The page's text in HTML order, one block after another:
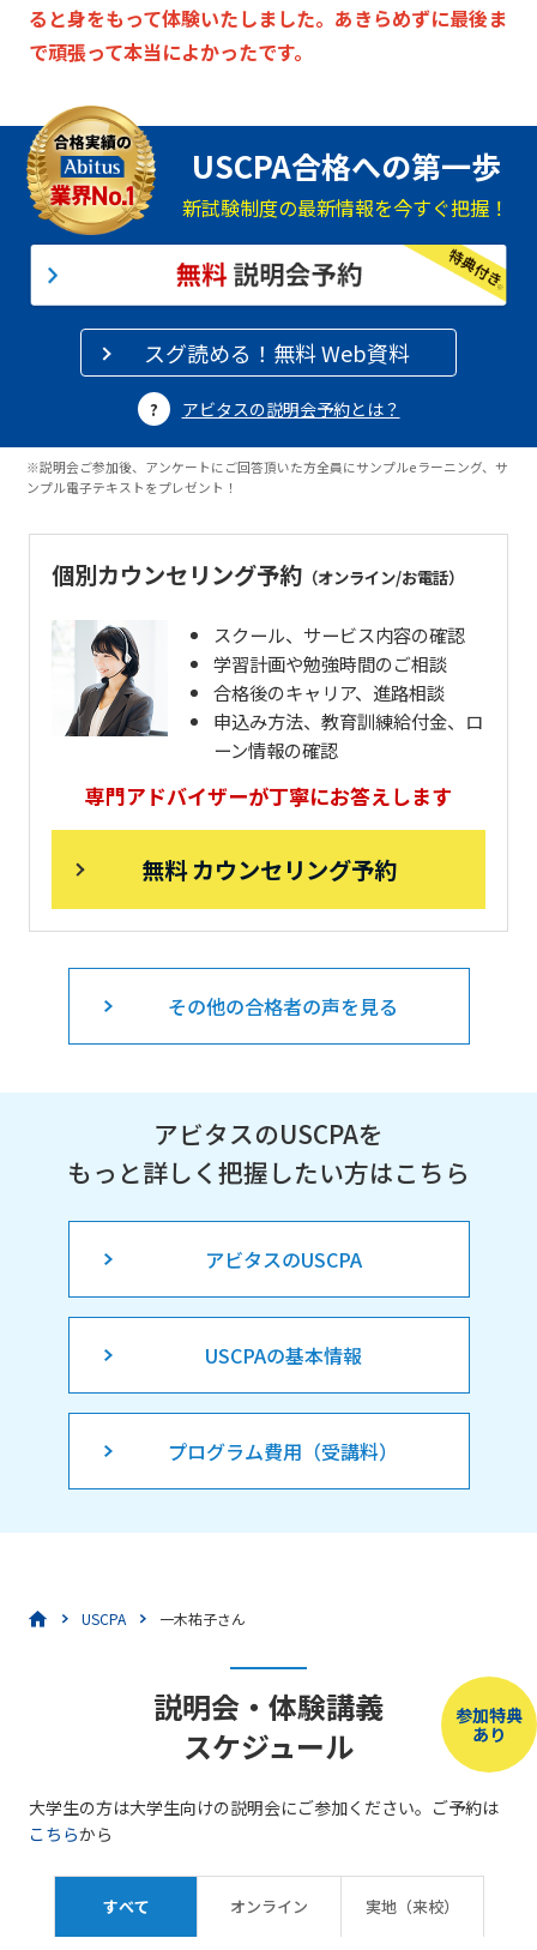
ると身をもって体験いたしました。あきらめずに最後ま
で頑張って本当によかったです。
USCPA合格への第一歩
新試験制度の最新情報を今すぐ把握！
スグ読める！無料 Web資料
アビタスの説明会予約とは？
※説明会ご参加後、アンケートにご回答頂いた方全員にサンプルeラーニング、サ
ンプル電子テキストをプレゼント！
個別カウンセリング予約（オンライン/お電話）
スクール、サービス内容の確認
学習計画や勉強時間のご相談
合格後のキャリア、進路相談
申込み方法、教育訓練給付金、ロ
ーン情報の確認
専門アドバイザーが丁寧にお答えします
無料 カウンセリング予約
その他の合格者の声を見る
アビタスのUSCPAを
もっと詳しく把握したい方はこちら
アビタスのUSCPA
USCPAの基本情報
プログラム費用（受講料）
USCPA 一木祐子さん
参加特典
あり
説明会・体験講義
スケジュール
大学生の方は大学生向けの説明会にご参加ください。ご予約は
こちらから
すべて オンライン 実地（来校）